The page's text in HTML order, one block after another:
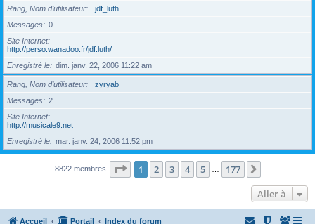
Rang, Nom d’utilisateur
jdf_luth
Messages
0
Site Internet
http://perso.wanadoo.fr/jdf.luth/
Enregistré le
dim. janv. 22, 2006 11:22 am
Rang, Nom d’utilisateur
zyryab
Messages
2
Site Internet
http://musicale9.net
Enregistré le
mar. janv. 24, 2006 11:52 pm
8822 membres Page 1sur177
1 2 3 4 5 177
Aller à
Accueil Portail Index du forum